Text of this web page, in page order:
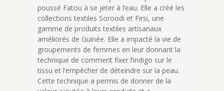
poussé Fatou à se jeter à l’eau. Elle a créé les
collections textiles Soroodi et Firsi, une
gamme de produits textiles artisanaux
améliorés de Guinée. Elle a impacté la vie de
groupements de femmes en leur donnant la
technique de comment fixer l’indigo sur le
tissu et l’empêcher de déteindre sur la peau.
Cette technique a permis de donner de la